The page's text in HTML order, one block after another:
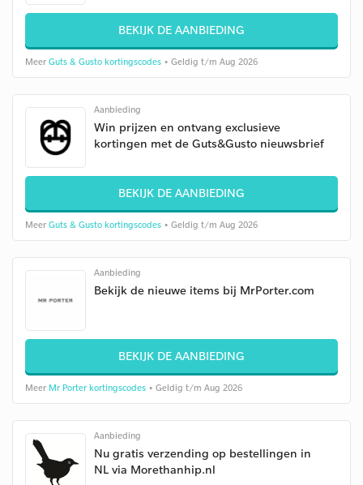
BEKIJK DE AANBIEDING
Meer Guts & Gusto kortingscodes • Geldig t/m Aug 2026
Aanbieding
Win prijzen en ontvang exclusieve
kortingen met de Guts&Gusto nieuwsbrief
BEKIJK DE AANBIEDING
Meer Guts & Gusto kortingscodes • Geldig t/m Aug 2026
Aanbieding
Bekijk de nieuwe items bij MrPorter.com
BEKIJK DE AANBIEDING
Meer Mr Porter kortingscodes • Geldig t/m Aug 2026
Aanbieding
Nu gratis verzending op bestellingen in
NL via Morethanhip.nl